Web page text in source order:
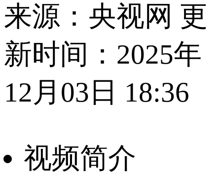
来源：央视网 更
新时间：2025年
12月03日 18:36
视频简介